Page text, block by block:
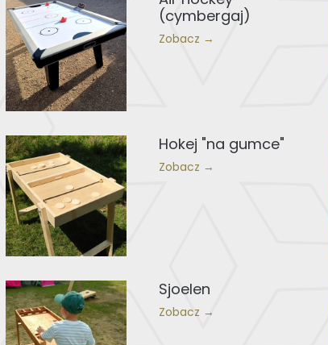
(cymbergaj)
Zobacz →
Hokej "na gumce"
Zobacz →
Sjoelen
Zobacz →